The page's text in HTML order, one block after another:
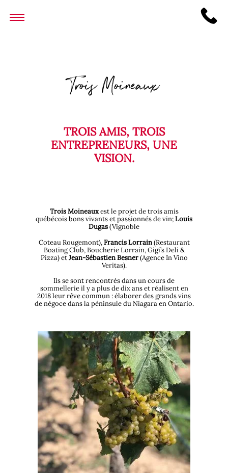
Trois Moineaux
TROIS AMIS, TROIS
ENTREPRENEURS, UNE
VISION.
Trois Moineauxest le projet de trois amis
québécois bons vivants et passionnés de vin; Louis
Dugas (Vignoble
Coteau Rougemont), Francis Lorrain(Restaurant
Boating Club, Boucherie Lorrain, Gigi’s Deli &
Pizza) et Jean-Sébastien Besner(Agence In Vino
Veritas).
Ils se sont rencontrés dans un cours de
sommellerie il y a plus de dix ans et réalisent en
2018 leur rêve commun : élaborer des grands vins
de négoce dans la péninsule du Niagara en Ontario.